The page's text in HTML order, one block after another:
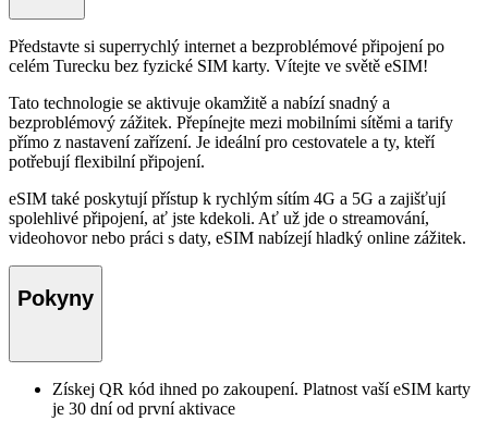
Představte si superrychlý internet a bezproblémové připojení po
celém Turecku bez fyzické SIM karty. Vítejte ve světě eSIM!
Tato technologie se aktivuje okamžitě a nabízí snadný a
bezproblémový zážitek. Přepínejte mezi mobilními sítěmi a tarify
přímo z nastavení zařízení. Je ideální pro cestovatele a ty, kteří
potřebují flexibilní připojení.
eSIM také poskytují přístup k rychlým sítím 4G a 5G a zajišťují
spolehlivé připojení, ať jste kdekoli. Ať už jde o streamování,
videohovor nebo práci s daty, eSIM nabízejí hladký online zážitek.
Pokyny
Získej QR kód ihned po zakoupení. Platnost vaší eSIM karty
je 30 dní od první aktivace